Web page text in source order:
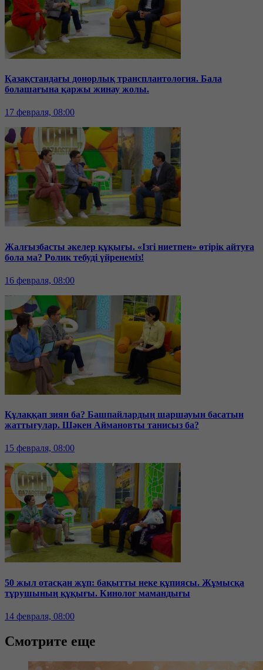
Қазақстандағы донорлық трансплантология. Бала
болашағына қаржы жинау жолы.
17 февраля, 08:00
Жалғызбасты әкелер құқығы. «Ізгі ниетпен» өтірік айтуға
бола ма? Ролик тебуді үйренеміз!
16 февраля, 08:00
Құлаққап зиян ба? Башпайлардың шаршауын басатын
жаттығулар. Шәкен Аймановты танисыз ба?
15 февраля, 08:00
50 жыл отасқан жұп: бақытты неке құпиясы. Жұмысқа
тұрушының құқығы. Кинолог мамандығы
14 февраля, 08:00
Смотрите еще